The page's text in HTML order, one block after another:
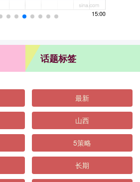
话题标签
最新
山西
5策略
长期